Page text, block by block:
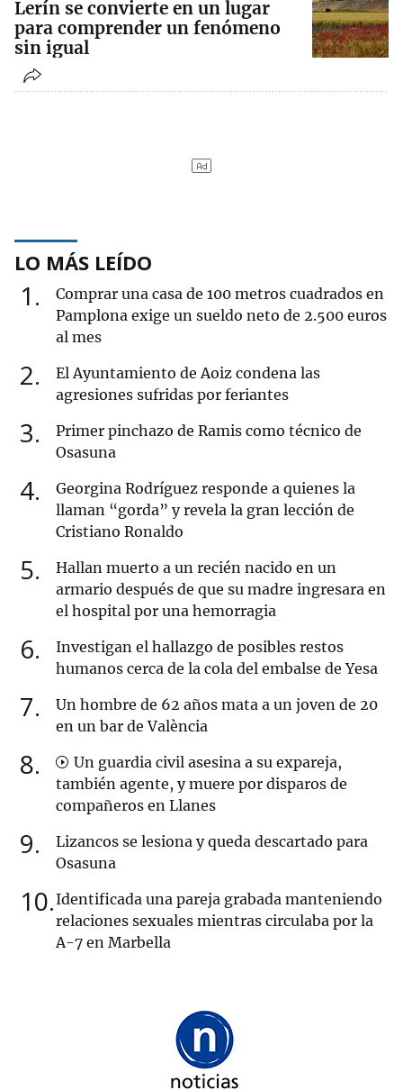
Lerín se convierte en un lugar
para comprender un fenómeno
sin igual
LO MÁS LEÍDO
1
Comprar una casa de 100 metros cuadrados en
Pamplona exige un sueldo neto de 2.500 euros
al mes
2
El Ayuntamiento de Aoiz condena las
agresiones sufridas por feriantes
3
Primer pinchazo de Ramis como técnico de
Osasuna
4
Georgina Rodríguez responde a quienes la
llaman “gorda” y revela la gran lección de
Cristiano Ronaldo
5
Hallan muerto a un recién nacido en un
armario después de que su madre ingresara en
el hospital por una hemorragia
6
Investigan el hallazgo de posibles restos
humanos cerca de la cola del embalse de Yesa
7
Un hombre de 62 años mata a un joven de 20
en un bar de València
8
Un guardia civil asesina a su expareja,
también agente, y muere por disparos de
compañeros en Llanes
9
Lizancos se lesiona y queda descartado para
Osasuna
10 Identificada una pareja grabada manteniendo
relaciones sexuales mientras circulaba por la
A-7 en Marbella